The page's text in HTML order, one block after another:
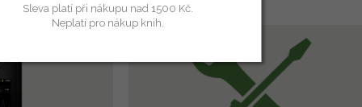
Sleva platí při nákupu nad 1500 Kč.
Neplatí pro nákup knih.